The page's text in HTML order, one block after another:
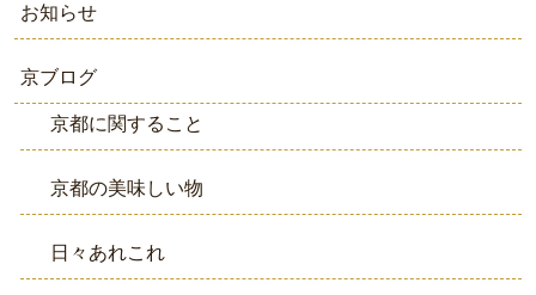
お知らせ
京ブログ
京都に関すること
京都の美味しい物
日々あれこれ